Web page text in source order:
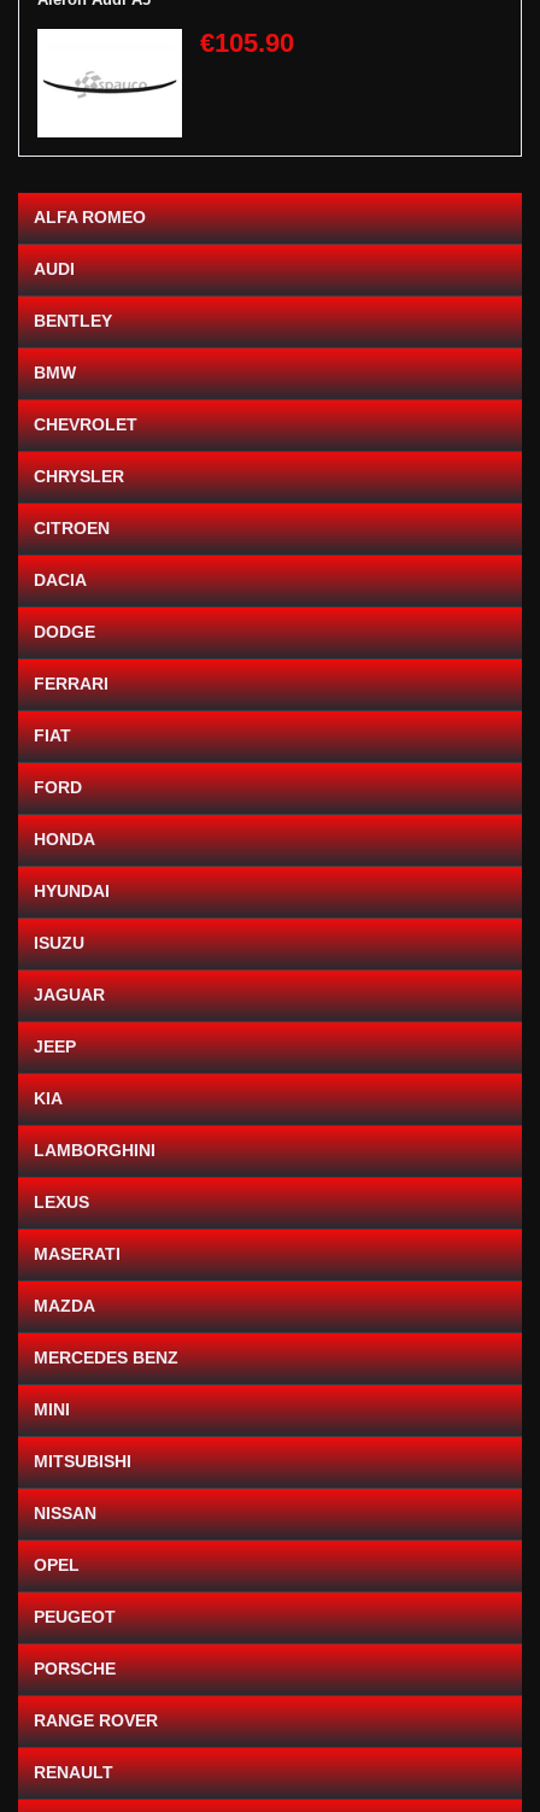
€105.90
ALFA ROMEO
AUDI
BENTLEY
BMW
CHEVROLET
CHRYSLER
CITROEN
DACIA
DODGE
FERRARI
FIAT
FORD
HONDA
HYUNDAI
ISUZU
JAGUAR
JEEP
KIA
LAMBORGHINI
LEXUS
MASERATI
MAZDA
MERCEDES BENZ
MINI
MITSUBISHI
NISSAN
OPEL
PEUGEOT
PORSCHE
RANGE ROVER
RENAULT